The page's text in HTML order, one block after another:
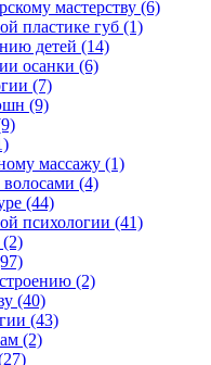
мастерству (6)
пластике губ (1)
детей (14)
осанки (6)
(7)
(9)
массажу (1)
(4)
(44)
психологии (41)
(2)
(2)
(40)
(43)
(2)